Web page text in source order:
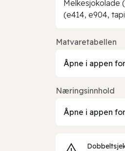
Melkesjokolade
(e414, e904,
Matvaretabellen
Åpne i appen
Næringsinnhold
Åpne i appen